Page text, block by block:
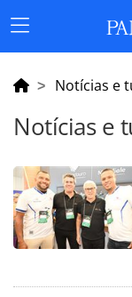
Menu
Principal
Notícias e
Notícias e